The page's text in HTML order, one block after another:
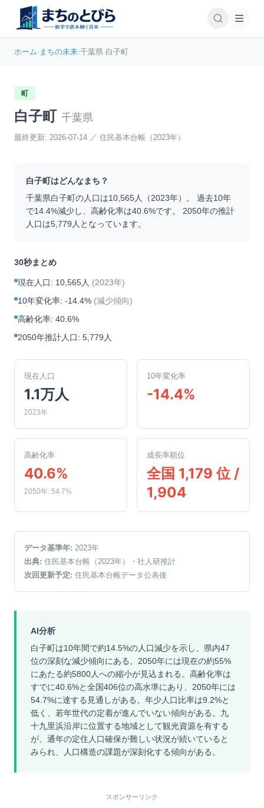
ホーム›まちの未来›千葉県 白子町
町
白子町 千葉県
最終更新: 2026-07-14 ／ 住民基本台帳（2023年）
白子町はどんなまち？
千葉県白子町の人口は10,565人（2023年）。 過去10年
で14.4%減少し、高齢化率は40.6%です。 2050年の推計
人口は5,779 人となっています。
30秒まとめ
現在人口: 10,565人 (2023年)
10年変化率: -14.4% (減少傾向)
高齢化率: 40.6%
2050年推計人口: 5,779人
現在人口
1.1万人
2023年
10年変化率
-14.4%
高齢化率
40.6%
2050年: 54.7%
成長率順位
全国 1,179 位 /
1,904
データ基準年: 2023年
出典: 住民基本台帳（2023年）
・社人研推計
次回更新予定: 住民基本台帳データ公表後
AI分析
白子町は10年間で約14.5%の人口減少を示し、県内47
位の深刻な減少傾向にある。2050年には現在の約55%
にあたる約5800人への縮小が見込まれる。高齢化率は
すでに40.6%と全国406位の高水準にあり、2050年には
54.7%に達する見通しがある。年少人口比率は9.2%と
低く、若年世代の定着が進んでいない傾向がある。九
十九里浜沿岸に位置する地域として観光資源を有する
が、通年の定住人口確保が難しい状況が続いていると
みられ、人口構造の課題が深刻化する傾向がある。
スポンサーリンク